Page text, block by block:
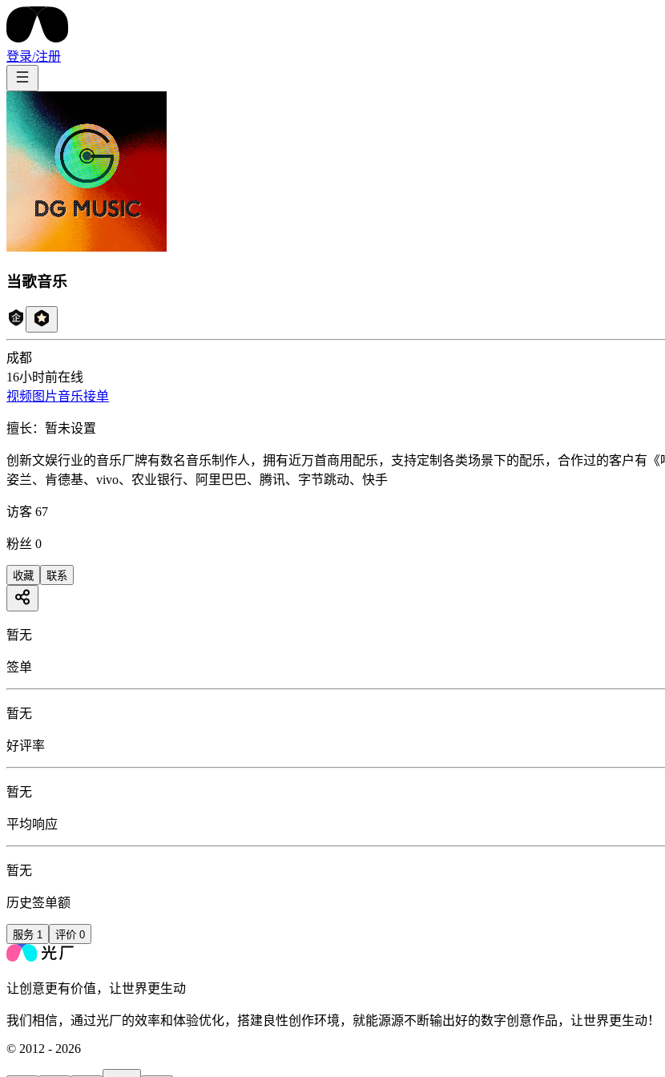
登录/注册
当歌音乐
成都
16小时前在线
视频 图片音乐接单
擅长： 暂未设置
创新文娱行业的音乐厂牌有数名音乐制作人，拥有近万首商用配乐，支持定制各类场景下的配乐，合作过的客户有
姿兰、肯德基、vivo、农业银行、阿里巴巴、腾讯、字节跳动、快手
访客 67
粉丝 0
收藏 联系
暂无
签单
暂无
好评率
暂无
平均响应
暂无
历史签单额
服务 1 评价 0
让创意更有价值，让世界更生动
我们相信，通过光厂的效率和体验优化，搭建良性创作环境，就能源源不断输出好的数字创意作品，让世界更生动！
© 2012 - 2026